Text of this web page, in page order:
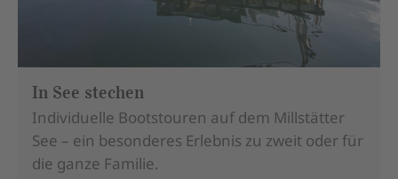
In See stechen
Individuelle Bootstouren auf dem Millstätter
See – ein besonderes Erlebnis zu zweit oder für
die ganze Familie.